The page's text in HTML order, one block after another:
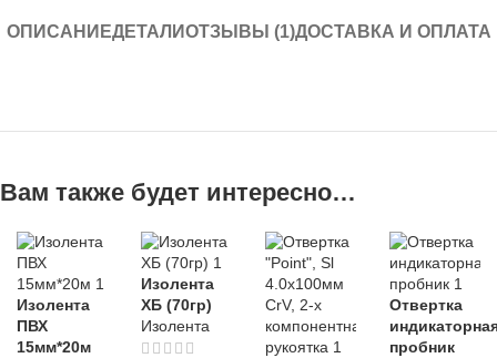
ОПИСАНИЕДЕТАЛИОТЗЫВЫ (1)ДОСТАВКА И ОПЛАТА
Вам также будет интересно…
Изолента
ПВХ
15мм*20м
Изолента
ХБ (70гр)
Изолента
Отвертка
пробник